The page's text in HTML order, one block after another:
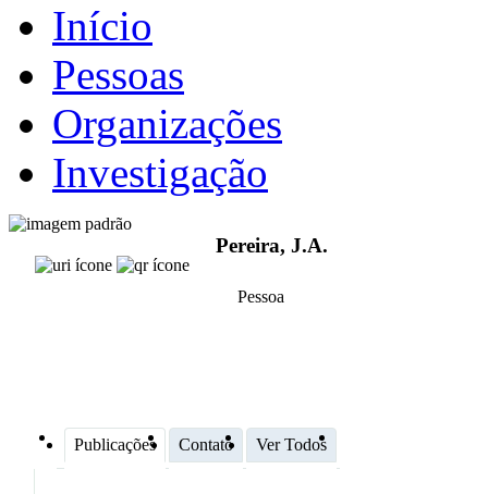
Início
Pessoas
Organizações
Investigação
Pereira, J.A.
Pessoa
Publicações Contato Ver Todos